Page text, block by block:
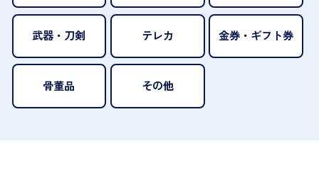
武器・刀剣 テレカ 金券・ギフト券
骨董品 その他